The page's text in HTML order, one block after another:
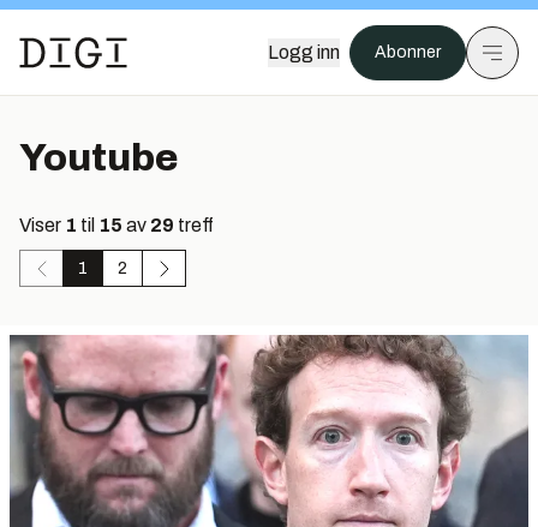
Logg inn Abonner
Youtube
Viser 1 til 15 av 29 treff
1 2